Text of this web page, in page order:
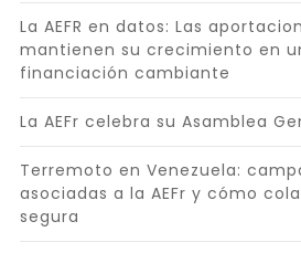
La AEFR en datos: Las
mantienen su crecimiento en
financiación cambiante
La AEFr celebra su Asamblea
Terremoto en Venezuela:
asociadas a la AEFr y cómo
segura